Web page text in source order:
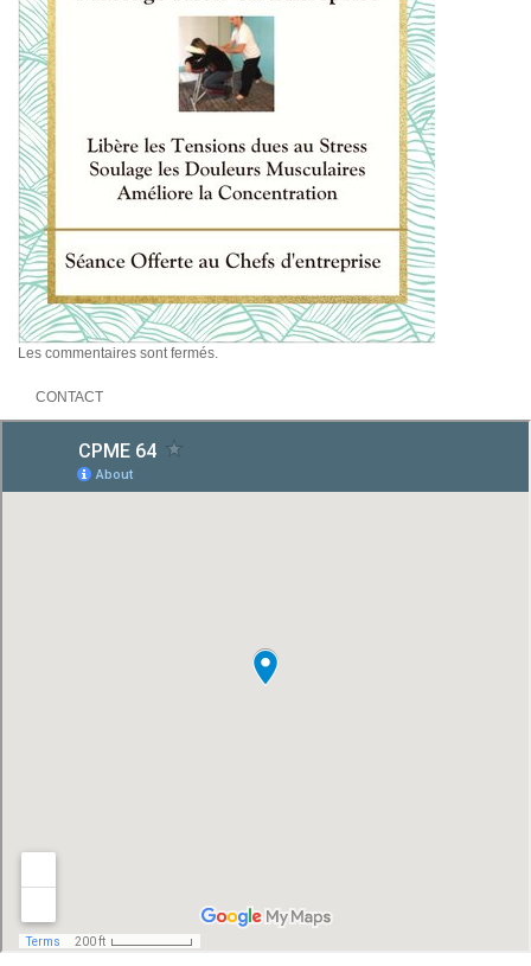
Les commentaires sont fermés.
CONTACT